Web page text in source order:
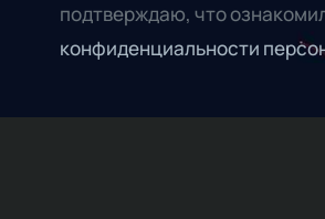
подтверждаю, что
конфиденциальности